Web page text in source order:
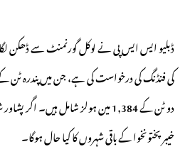
دو ٹن کے 1,384 مین ہولز شامل ہیں۔
خیبرپختونخوا کے باقی شہروں کا کیا حال ہوگا۔